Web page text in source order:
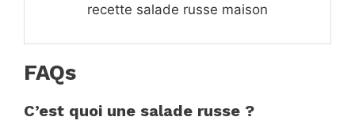
recette salade russe maison
FAQs
C’est quoi une salade russe ?